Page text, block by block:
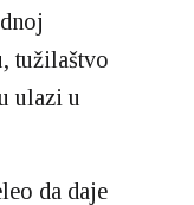
tužilaštvo
ulazi u
da daje